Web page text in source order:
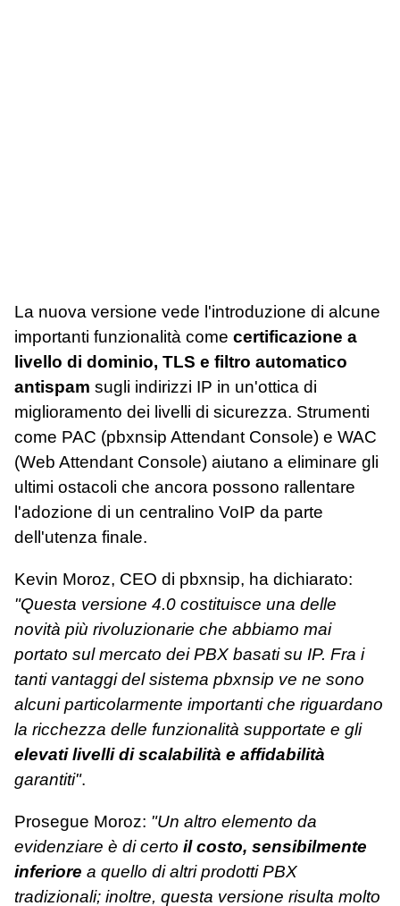
La nuova versione vede l'introduzione di alcune
importanti funzionalità come certificazione a
livello di dominio, TLS e filtro automatico
antispam sugli indirizzi IP in un'ottica di
miglioramento dei livelli di sicurezza. Strumenti
come PAC (pbxnsip Attendant Console) e WAC
(Web Attendant Console) aiutano a eliminare gli
ultimi ostacoli che ancora possono rallentare
l'adozione di un centralino VoIP da parte
dell'utenza finale.
Kevin Moroz, CEO di pbxnsip, ha dichiarato:
"Questa versione 4.0 costituisce una delle
novità più rivoluzionarie che abbiamo mai
portato sul mercato dei PBX basati su IP. Fra i
tanti vantaggi del sistema pbxnsip ve ne sono
alcuni particolarmente importanti che riguardano
la ricchezza delle funzionalità supportate e gli
elevati livelli di scalabilità e affidabilità
garantiti".
Prosegue Moroz: "Un altro elemento da
evidenziare è di certo il costo, sensibilmente
inferiore a quello di altri prodotti PBX
tradizionali; inoltre, questa versione risulta molto